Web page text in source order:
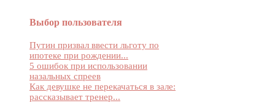
Выбор пользователя
Путин призвал ввести льготу по
ипотеке при рождении...
5 ошибок при использовании
назальных спреев
Как девушке не перекачаться в зале:
рассказывает тренер...